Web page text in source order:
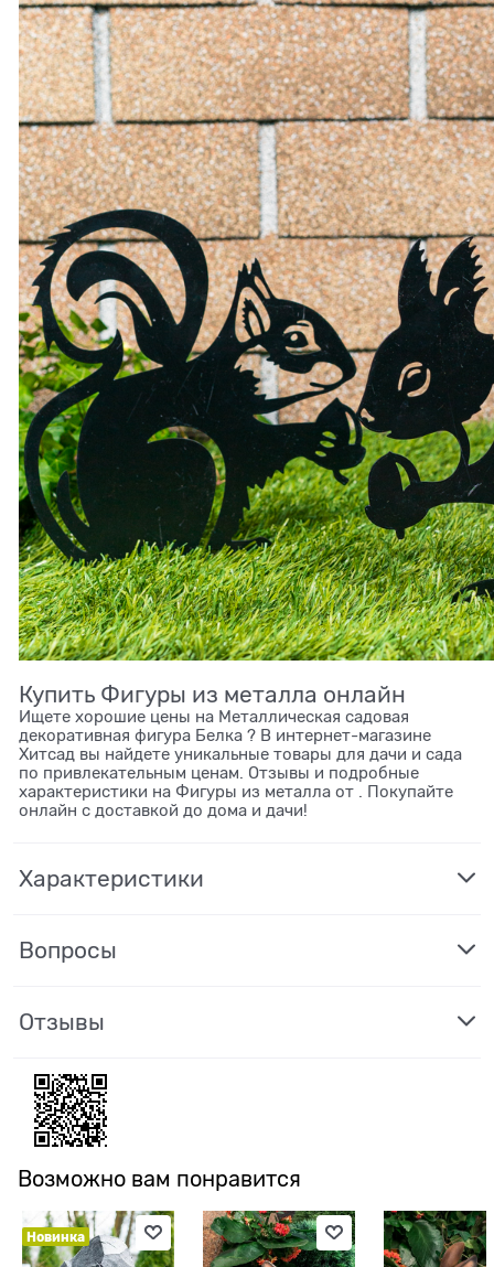
Купить Фигуры из металла онлайн
Ищете хорошие цены на Металлическая садовая
декоративная фигура Белка ? В интернет-магазине
Хитсад вы найдете уникальные товары для дачи и сада
по привлекательным ценам. Отзывы и подробные
характеристики на Фигуры из металла от . Покупайте
онлайн с доставкой до дома и дачи!
Характеристики
Вопросы
Отзывы
Возможно вам понравится
Новинка